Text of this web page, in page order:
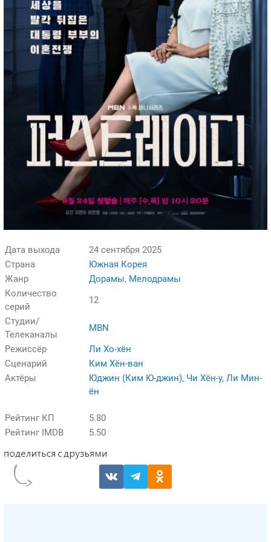
Дата выхода
24 сентября 2025
Страна
Южная Корея
Жанр
Дорамы, Мелодрамы
Количество
серий
12
Студии/
Телеканалы
MBN
Режиссёр
Ли Хо-хён
Сценарий
Ким Хён-ван
Актёры
Юджин (Ким Ю-джин), Чи Хён-у, Ли Мин-
ён
Рейтинг КП
5.80
Рейтинг IMDB
5.50